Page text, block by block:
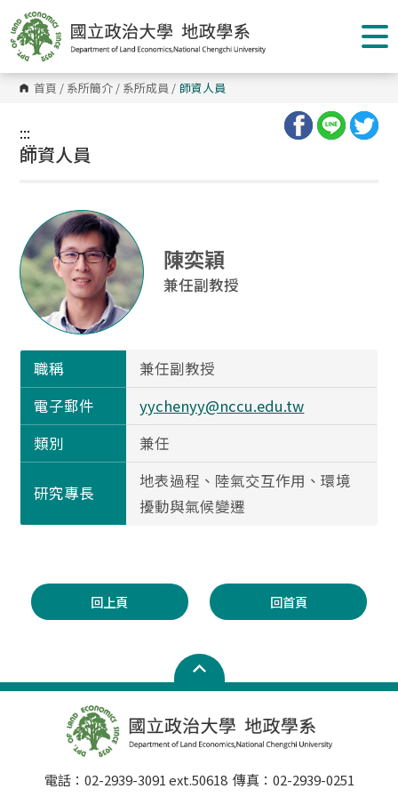
到
主
要
內
容
區 首頁 / 系所簡介 / 系所成員 / 師資人員
:::
:::
師資人員
陳奕穎
兼任副教授
職稱
兼任副教授
電子郵件
yychenyy@nccu.edu.tw
類別
兼任
研究專長
地表過程、陸氣交互作用、環境
擾動與氣候變遷
回上頁 回首頁
電話：02-2939-3091 ext.50618 傳真：02-2939-0251